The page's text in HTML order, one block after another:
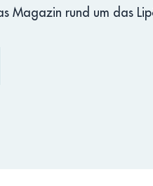
Magazin rund um das